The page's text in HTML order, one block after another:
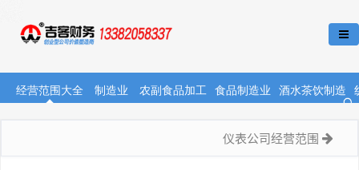
经营范围大全 制造业 农副食品加工 食品制造业 酒水茶饮制造
仪表公司经营范围